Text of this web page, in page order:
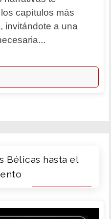
capítulos más
invitándote a una
Bélicas hasta el